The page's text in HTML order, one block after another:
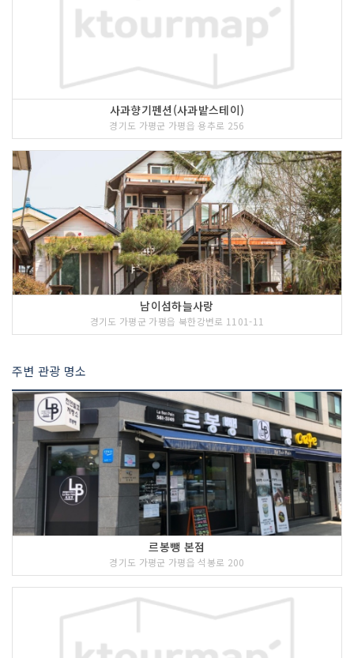
사과향기펜션(사과밭스테이)
경기도 가평군 가평읍 용추로 256
남이섬하늘사랑
경기도 가평군 가평읍 북한강변로 1101-11
주변 관광 명소
르봉뺑 본점
경기도 가평군 가평읍 석봉로 200